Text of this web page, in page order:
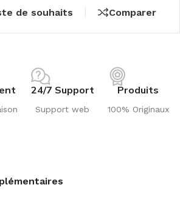
de souhaits Comparer
24/7 Support
Support web
Produits
100% Originaux